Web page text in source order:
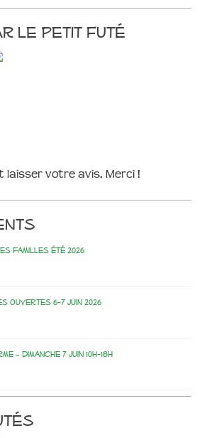
le Petit Futé
laisser votre avis. Merci !
familles été 2026
ouvertes 6-7 juin 2026
– dimanche 7 juin 10h-18h